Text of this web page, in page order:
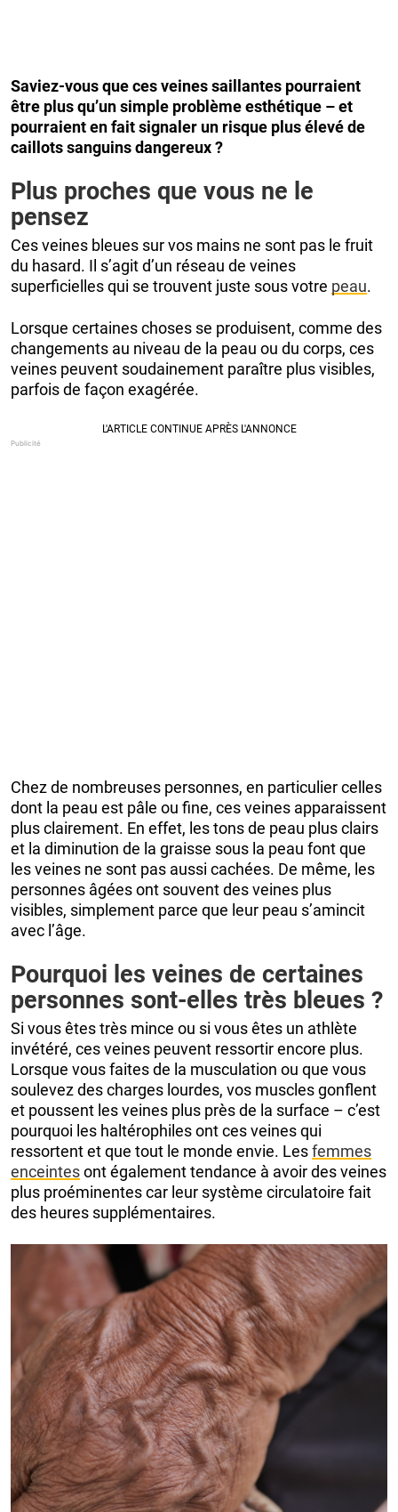
Saviez-vous que ces veines saillantes pourraient
être plus qu’un simple problème esthétique – et
pourraient en fait signaler un risque plus élevé de
caillots sanguins dangereux ?
Plus proches que vous ne le
pensez
Ces veines bleues sur vos mains ne sont pas le fruit
du hasard. Il s’agit d’un réseau de veines
superficielles qui se trouvent juste sous votre peau.
Lorsque certaines choses se produisent, comme des
changements au niveau de la peau ou du corps, ces
veines peuvent soudainement paraître plus visibles,
parfois de façon exagérée.
Chez de nombreuses personnes, en particulier celles
dont la peau est pâle ou fine, ces veines apparaissent
plus clairement. En effet, les tons de peau plus clairs
et la diminution de la graisse sous la peau font que
les veines ne sont pas aussi cachées. De même, les
personnes âgées ont souvent des veines plus
visibles, simplement parce que leur peau s’amincit
avec l’âge.
Pourquoi les veines de certaines
personnes sont-elles très bleues ?
Si vous êtes très mince ou si vous êtes un athlète
invétéré, ces veines peuvent ressortir encore plus.
Lorsque vous faites de la musculation ou que vous
soulevez des charges lourdes, vos muscles gonflent
et poussent les veines plus près de la surface – c’est
pourquoi les haltérophiles ont ces veines qui
ressortent et que tout le monde envie. Lesfemmes
enceintesont également tendance à avoir des veines
plus proéminentes car leur système circulatoire fait
des heures supplémentaires.